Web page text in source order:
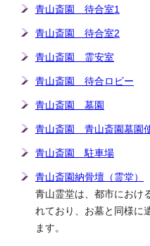
青山斎園 待合室1
青山斎園 待合室2
青山斎園 霊安室
青山斎園 待合ロビー
青山斎園 墓園
青山斎園 青山斎園墓園
青山斎園 駐車場
青山斎園納骨壇（霊堂）
青山霊堂は、都市におけ
れており、お墓と同様に
ます。